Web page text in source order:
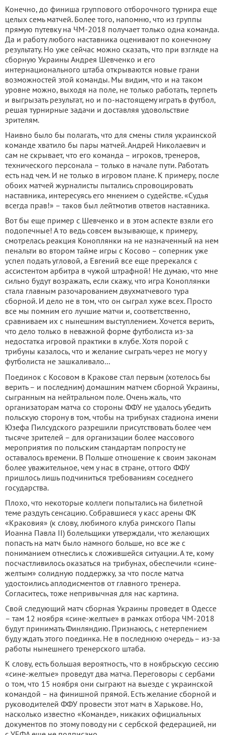
Конечно, до финиша группового отборочного турнира еще
целых семь матчей. Более того, напомню, что из группы
прямую путевку на ЧМ-2018 получает только одна команда.
Да и работу любого наставника оценивают по конечному
результату. Но уже сейчас можно сказать, что при взгляде на
сборную Украины Андрея Шевченко и его
интернационального штаба открываются новые грани
возможностей этой команды. Мы видим, что и на таком
уровне можно, выходя на поле, не только работать, терпеть
и выгрызать результат, но и по-настоящему играть в футбол,
решая турнирные задачи и доставляя удовольствие
зрителям.
Наивно было бы полагать, что для смены стиля украинской
команде хватило бы пары матчей. Андрей Николаевич и
сам не скрывает, что его команда – игроков, тренеров,
технического персонала – только в начале пути. Работать
есть над чем. И не только в игровом плане. К примеру, после
обоих матчей журналисты пытались спровоцировать
наставника, интересуясь его мнением о судействе. «Судья
всегда прав!» – таков был лейтмотив ответов наставника.
Вот бы еще пример с Шевченко и в этом аспекте взяли его
подопечные! А то ведь совсем вызывающе, к примеру,
смотрелась реакция Коноплянки на не назначенный на нем
пенальти во втором тайме игры с Косово – соперник уже
успел подать угловой, а Евгений все еще пререкался с
ассистентом арбитра в чужой штрафной! Не думаю, что мне
сильно будут возражать, если скажу, что игра Коноплянки
стала главным разочарованием двухматчевого тура
сборной. И дело не в том, что он сыграл хуже всех. Просто
все мы помним его лучшие матчи и, соответственно,
сравниваем их с нынешним выступлением. Хочется верить,
что дело только в неважной форме футболиста из-за
недостатка игровой практики в клубе. Хотя порой с
трибуны казалось, что и желание сыграть через не могу у
футболиста не зашкаливало...
Поединок с Косовом в Кракове стал первым (хотелось бы
верить – и последним) домашним матчем сборной Украины,
сыгранным на нейтральном поле. Очень жаль, что
организаторам матча со стороны ФФУ не удалось убедить
польскую сторону в том, чтобы на трибунах стадиона имени
Юзефа Пилсудского разрешили присутствовать более чем
тысяче зрителей – для организации более массового
мероприятия по польским стандартам попросту не
оставалось времени. В Польше отношение к своим законам
более уважительное, чем у нас в стране, оттого ФФУ
пришлось лишь подчиниться требованиям соседнего
государства.
Плохо, что некоторые коллеги попытались на билетной
теме раздуть сенсацию. Собравшиеся у касс арены ФК
«Краковия» (к слову, любимого клуба римского Папы
Иоанна Павла II) болельщики утверждали, что желающих
попасть на матч было намного больше, но все же с
пониманием отнеслись к сложившейся ситуации. А те, кому
посчастливилось оказаться на трибунах, обеспечили «сине-
желтым» солидную поддержку, за что после матча
удостоились аплодисментов от главного тренера.
Согласитесь, тоже непривычная для нас картина.
Свой следующий матч сборная Украины проведет в Одессе
– там 12 ноября «сине-желтые» в рамках отбора ЧМ-2018
будут принимать Финляндию. Признаюсь, с нетерпением
буду ждать этого поединка. Не в последнюю очередь – из-за
работы нынешнего тренерского штаба.
К слову, есть большая вероятность, что в ноябрьскую сессию
«сине-желтые» проведут два матча. Переговоры с сербами
о том, что 15 ноября они сыграют на выезде с украинской
командой – на финишной прямой. Есть желание сборной и
руководителей ФФУ провести этот матч в Харькове. Но,
насколько известно «Команде», никаких официальных
документов по этому поводу ни с сербской федерацией, ни